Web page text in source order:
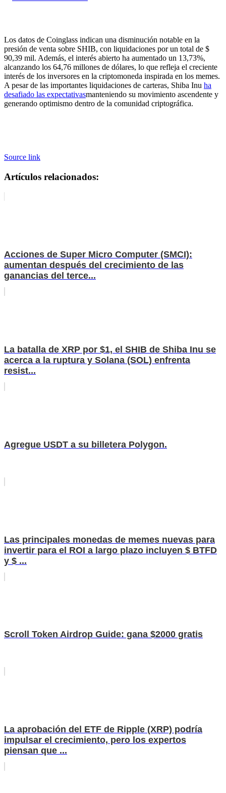
Los datos de Coinglass indican una disminución notable en la
presión de venta sobre SHIB, con liquidaciones por un total de $
90,39 mil. Además, el interés abierto ha aumentado un 13,73%,
alcanzando los 64,76 millones de dólares, lo que refleja el creciente
interés de los inversores en la criptomoneda inspirada en los memes.
A pesar de las importantes liquidaciones de carteras, Shiba Inu ha
desafiado las expectativasmanteniendo su movimiento ascendente y
generando optimismo dentro de la comunidad criptográfica.
Source link
Artículos relacionados:
Acciones de Super Micro Computer (SMCI):
aumentan después del crecimiento de las
ganancias del terce...
La batalla de XRP por $1, el SHIB de Shiba Inu se
acerca a la ruptura y Solana (SOL) enfrenta
resist...
Agregue USDT a su billetera Polygon.
Las principales monedas de memes nuevas para
invertir para el ROI a largo plazo incluyen $ BTFD
y $ ...
Scroll Token Airdrop Guide: gana $2000 gratis
La aprobación del ETF de Ripple (XRP) podría
impulsar el crecimiento, pero los expertos
piensan que ...